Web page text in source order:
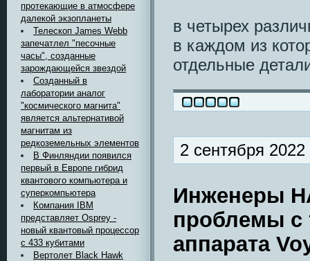
протекающие в атмосфере
далекой экзопланеты
Телескоп James Webb
запечатлел "песочные
часы", созданные
зарождающейся звездой
Созданный в
лаборатории аналог
"космического магнита"
является альтернативой
магнитам из
редкоземельных элементов
В Финляндии появился
первый в Европе гибрид
квантового компьютера и
суперкомпьютера
Компания IBM
представляет Osprey -
новый квантовый процессор
с 433 кубитами
Вертолет Black Hawk
в четырех
в каждом из
отдельные
2 сентября
Инженеры
проблемы с
аппарата